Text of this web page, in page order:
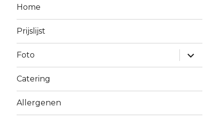
Home
Prijslijst
Foto
Alles
Catering
Allergenen